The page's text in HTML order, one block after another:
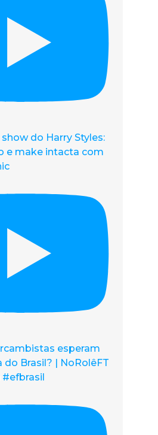
do Harry Styles:
e make intacta com
esperam
Brasil? | NoRolêFT